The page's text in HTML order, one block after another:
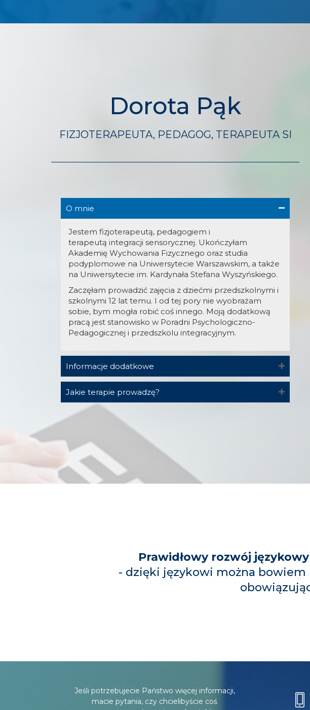
Dorota Pąk
FIZJOTERAPEUTA, PEDAGOG, TERAPEUTA SI
O mnie
Jestem fizjoterapeutą, pedagogiem i
terapeutą integracji sensorycznej. Ukończyłam
Akademię Wychowania Fizycznego oraz studia
podyplomowe na Uniwersytecie Warszawskim, a także
na Uniwersytecie im. Kardynała Stefana Wyszyńskiego.
Zaczęłam prowadzić zajęcia z dziećmi przedszkolnymi i
szkolnymi 12 lat temu. I od tej pory nie wyobrażam
sobie, bym mogła robić coś innego. Moją dodatkową
pracą jest stanowisko w Poradni Psychologiczno-
Pedagogicznej i przedszkolu integracyjnym.
Informacje dodatkowe
Jakie terapie prowadzę?
Prawidłowy rozwój
- dzięki językowi można bowiem
Jeśli potrzebujecie Państwo więcej informacji,
macie pytania, czy chcielibyście coś